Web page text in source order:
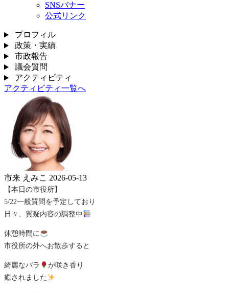
SNSバナー
公式リンク
プロフィル
政策・実績
市政報告
議会質問
アクティビティ
アクティビティ一覧へ
市来 えみこ 2026-05-13
【本日の市役所】
5/22一般質問を予定しており
日々、質疑内容の調整中
休憩時間に
市役所の外へお散歩すると
綺麗なバラ
が咲き香り
癒されました